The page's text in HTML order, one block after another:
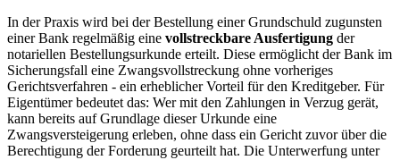
In der Praxis wird bei der Bestellung einer Grundschuld zugunsten
einer Bank regelmäßig eine vollstreckbare Ausfertigung der
notariellen Bestellungsurkunde erteilt. Diese ermöglicht der Bank im
Sicherungsfall eine Zwangsvollstreckung ohne vorheriges
Gerichtsverfahren - ein erheblicher Vorteil für den Kreditgeber. Für
Eigentümer bedeutet das: Wer mit den Zahlungen in Verzug gerät,
kann bereits auf Grundlage dieser Urkunde eine
Zwangsversteigerung erleben, ohne dass ein Gericht zuvor über die
Berechtigung der Forderung geurteilt hat. Die Unterwerfung unter